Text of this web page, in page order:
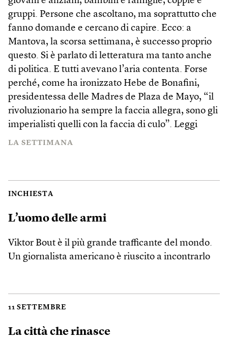
gruppi. Persone che ascoltano, ma soprattutto che
fanno domande e cercano di capire. Ecco: a
Mantova, la scorsa settimana, è successo proprio
questo. Si è parlato di letteratura ma tanto anche
di politica. E tutti avevano l’aria contenta. Forse
perché, come ha ironizzato Hebe de Bonafini,
presidentessa delle Madres de Plaza de Mayo, “il
rivoluzionario ha sempre la faccia allegra, sono gli
imperialisti quelli con la faccia di culo”. Leggi
LA SETTIMANA
INCHIESTA
L’uomo delle armi
Viktor Bout è il più grande trafficante del mondo.
Un giornalista americano è riuscito a incontrarlo
11 SETTEMBRE
La città che rinasce